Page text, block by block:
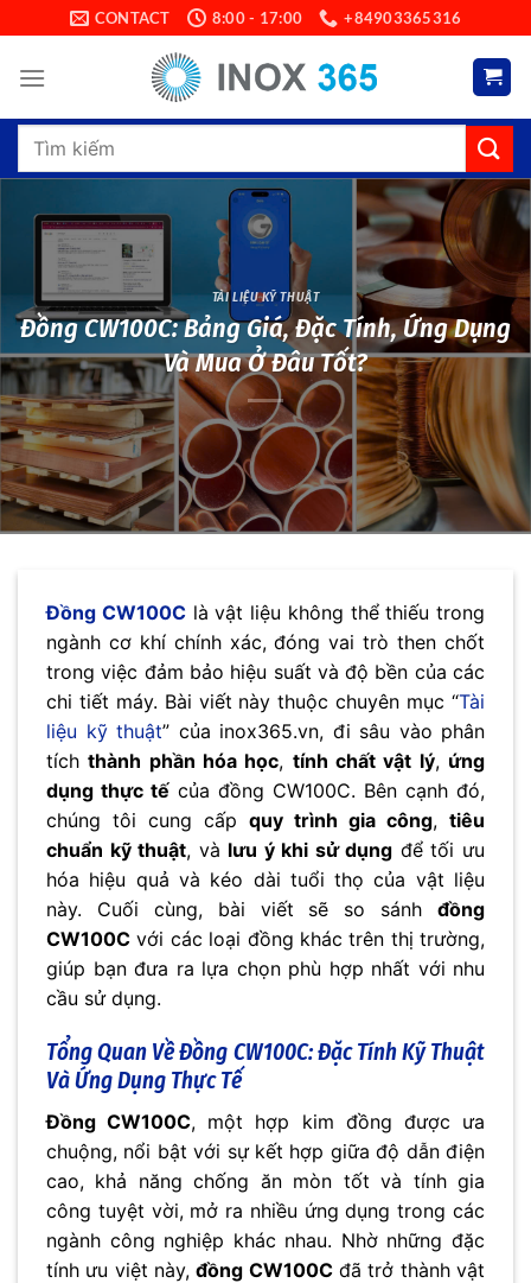
to
content
CONTACT 8:00 - 17:00 +84903365316
Search
TÀI LIỆU KỸ THUẬT
Đồng CW100C: Bảng Giá, Đặc Tính, Ứng Dụng
Và Mua Ở Đâu Tốt?
Đồng CW100Clà vật liệu không thể thiếu trong
ngành cơ khí chính xác, đóng vai trò then chốt
trong việc đảm bảo hiệu suất và độ bền của các
chi tiết máy. Bài viết này thuộc chuyên mục “Tài
liệu kỹ thuật” của inox365.vn, đi sâu vào phân
tíchthành phần hóa học, tính chất vật lý, ứng
dụng thực tế của đồng CW100C. Bên cạnh đó,
chúng tôi cung cấp quy trình gia công, tiêu
chuẩn kỹ thuật, và lưu ý khi sử dụng để tối ưu
hóa hiệu quả và kéo dài tuổi thọ của vật liệu
này. Cuối cùng, bài viết sẽ so sánh đồng
CW100C với các loại đồng khác trên thị trường,
giúp bạn đưa ra lựa chọn phù hợp nhất với nhu
cầu sử dụng.
Tổng Quan Về Đồng CW100C: Đặc Tính Kỹ Thuật
Và Ứng Dụng Thực Tế
Đồng CW100C, một hợp kim đồng được ưa
chuộng, nổi bật với sự kết hợp giữa độ dẫn điện
cao, khả năng chống ăn mòn tốt và tính gia
công tuyệt vời, mở ra nhiều ứng dụng trong các
ngành công nghiệp khác nhau. Nhờ những đặc
tính ưu việt này,đồng CW100Cđã trở thành vật